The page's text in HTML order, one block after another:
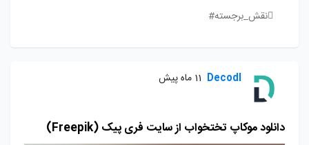
نقش_برجسته#
Decodl 11 ماه پیش
دانلود موکاپ تختخواب از سایت فری پیک (Freepik)